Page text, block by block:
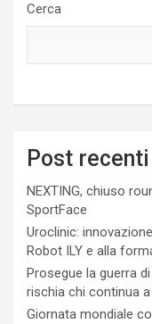
Cerca
Post recenti
NEXTING, chiuso
SportFace
Uroclinic:
Robot ILY e alla
Prosegue la guerra
rischia chi continua
Giornata mondiale